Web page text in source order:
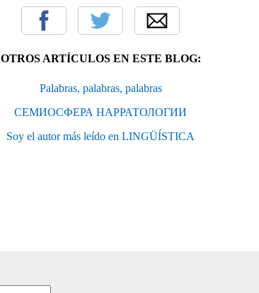
OTROS ARTÍCULOS EN ESTE BLOG:
Palabras, palabras, palabras
СЕМИОСФЕРА НАРРАТОЛОГИИ
Soy el autor más leído en LINGÜÍSTICA